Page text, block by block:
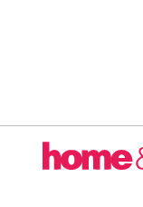
Copyright ©